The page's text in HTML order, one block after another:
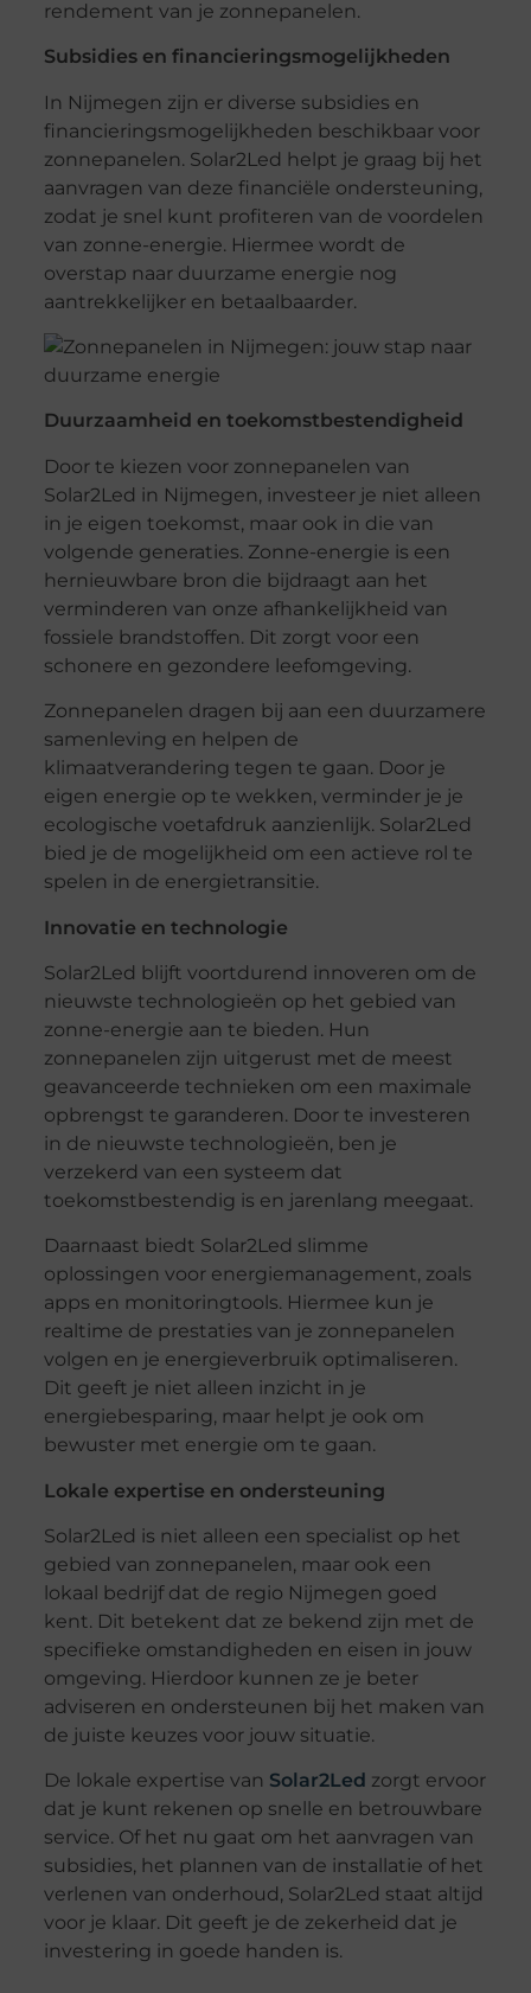
rendement van je zonnepanelen.
Subsidies en financieringsmogelijkheden
In Nijmegen zijn er diverse subsidies en
financieringsmogelijkheden beschikbaar voor
zonnepanelen. Solar2Led helpt je graag bij het
aanvragen van deze financiële ondersteuning,
zodat je snel kunt profiteren van de voordelen
van zonne-energie. Hiermee wordt de
overstap naar duurzame energie nog
aantrekkelijker en betaalbaarder.
Duurzaamheid en toekomstbestendigheid
Door te kiezen voor zonnepanelen van
Solar2Led in Nijmegen, investeer je niet alleen
in je eigen toekomst, maar ook in die van
volgende generaties. Zonne-energie is een
hernieuwbare bron die bijdraagt aan het
verminderen van onze afhankelijkheid van
fossiele brandstoffen. Dit zorgt voor een
schonere en gezondere leefomgeving.
Zonnepanelen dragen bij aan een duurzamere
samenleving en helpen de
klimaatverandering tegen te gaan. Door je
eigen energie op te wekken, verminder je je
ecologische voetafdruk aanzienlijk. Solar2Led
bied je de mogelijkheid om een actieve rol te
spelen in de energietransitie.
Innovatie en technologie
Solar2Led blijft voortdurend innoveren om de
nieuwste technologieën op het gebied van
zonne-energie aan te bieden. Hun
zonnepanelen zijn uitgerust met de meest
geavanceerde technieken om een maximale
opbrengst te garanderen. Door te investeren
in de nieuwste technologieën, ben je
verzekerd van een systeem dat
toekomstbestendig is en jarenlang meegaat.
Daarnaast biedt Solar2Led slimme
oplossingen voor energiemanagement, zoals
apps en monitoringtools. Hiermee kun je
realtime de prestaties van je zonnepanelen
volgen en je energieverbruik optimaliseren.
Dit geeft je niet alleen inzicht in je
energiebesparing, maar helpt je ook om
bewuster met energie om te gaan.
Lokale expertise en ondersteuning
Solar2Led is niet alleen een specialist op het
gebied van zonnepanelen, maar ook een
lokaal bedrijf dat de regio Nijmegen goed
kent. Dit betekent dat ze bekend zijn met de
specifieke omstandigheden en eisen in jouw
omgeving. Hierdoor kunnen ze je beter
adviseren en ondersteunen bij het maken van
de juiste keuzes voor jouw situatie.
De lokale expertise van Solar2Led zorgt ervoor
dat je kunt rekenen op snelle en betrouwbare
service. Of het nu gaat om het aanvragen van
subsidies, het plannen van de installatie of het
verlenen van onderhoud, Solar2Led staat altijd
voor je klaar. Dit geeft je de zekerheid dat je
investering in goede handen is.